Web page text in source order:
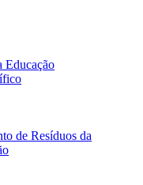
Educação
de Resíduos da